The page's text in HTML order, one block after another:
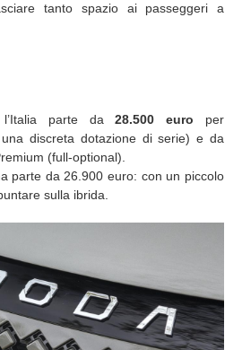
tanto spazio ai passeggeri a
parte da28.500 euro per
una discreta dotazione di serie) e da
(full-optional).
parte da 26.900 euro: con un piccolo
sulla ibrida.